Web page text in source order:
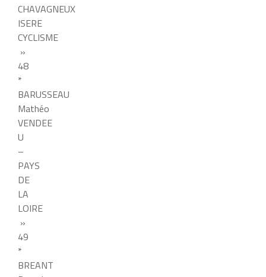
CHAVAGNEUX
ISERE
CYCLISME
»
48
*
BARUSSEAU
Mathéo
VENDEE
U
–
PAYS
DE
LA
LOIRE
»
49
*
BREANT